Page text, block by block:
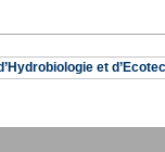
et